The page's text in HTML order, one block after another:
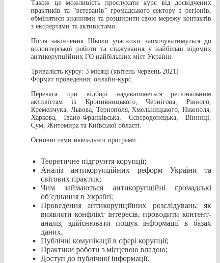
Також це можливість прослухати курс від досвідчених
практиків та “ветеранів” громадського сектору з регіонів,
обмінятися знаннями та розширити свою мережу контактів
з експертами та активістами.
Після закінчення Школи учасники заохочуватимуться до
волонтерської роботи та стажування у найбільш відомих
антикорупційних ГО найбільших міст України.
Тривалість курсу: 3 місяці (квітень-червень 2021)
Формат проведення: онлайн-курс.
Перевага при відборі надаватиметься регіональним
активістам із Кропивницького, Чернігова, Рівного,
Кременчука, Львова, Тернополя, Хмельницького, Нікополя,
Харкова, Івано-Франківська, Сєвєродонецька, Вінниці,
Сум, Житомира та Київської області.
Основні теми навчальної програми:
Теоретичне підгрунтя корупції;
Аналіз антикорупційних реформ України та
світових практик;
Чим займаються антикорупційні громадські
об’єднання в Україні;
Проведення антикорупційних розслідувань: як
виявляти конфлікт інтересів, проводити контент-
аналіз, здійснювати пошук інформації в базах
даних.
Публічні комунікації в сфері корупції;
Практики роботи з місцевою владою;
Доступ до публічної інформації.